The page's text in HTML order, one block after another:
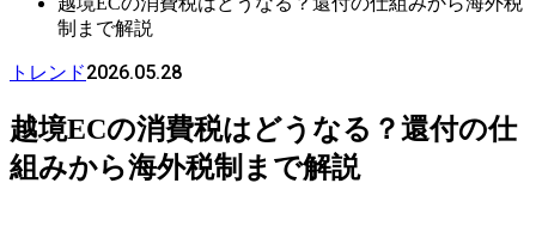
制まで解説
トレンド2026.05.28
越境ECの消費税はどうなる？還付の仕
組みから海外税制まで解説